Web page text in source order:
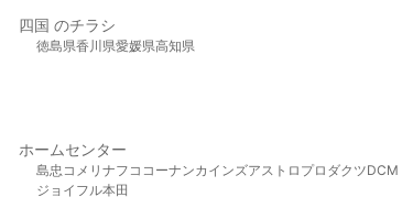
四国 のチラシ
徳島県香川県愛媛県高知県
ホームセンター
島忠 コメリ ナフコ コーナンカインズアストロプロダクツDCM
ジョイフル本田